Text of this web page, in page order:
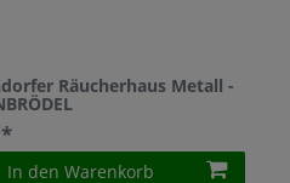
Räucherhaus Metall -
In den Warenkorb